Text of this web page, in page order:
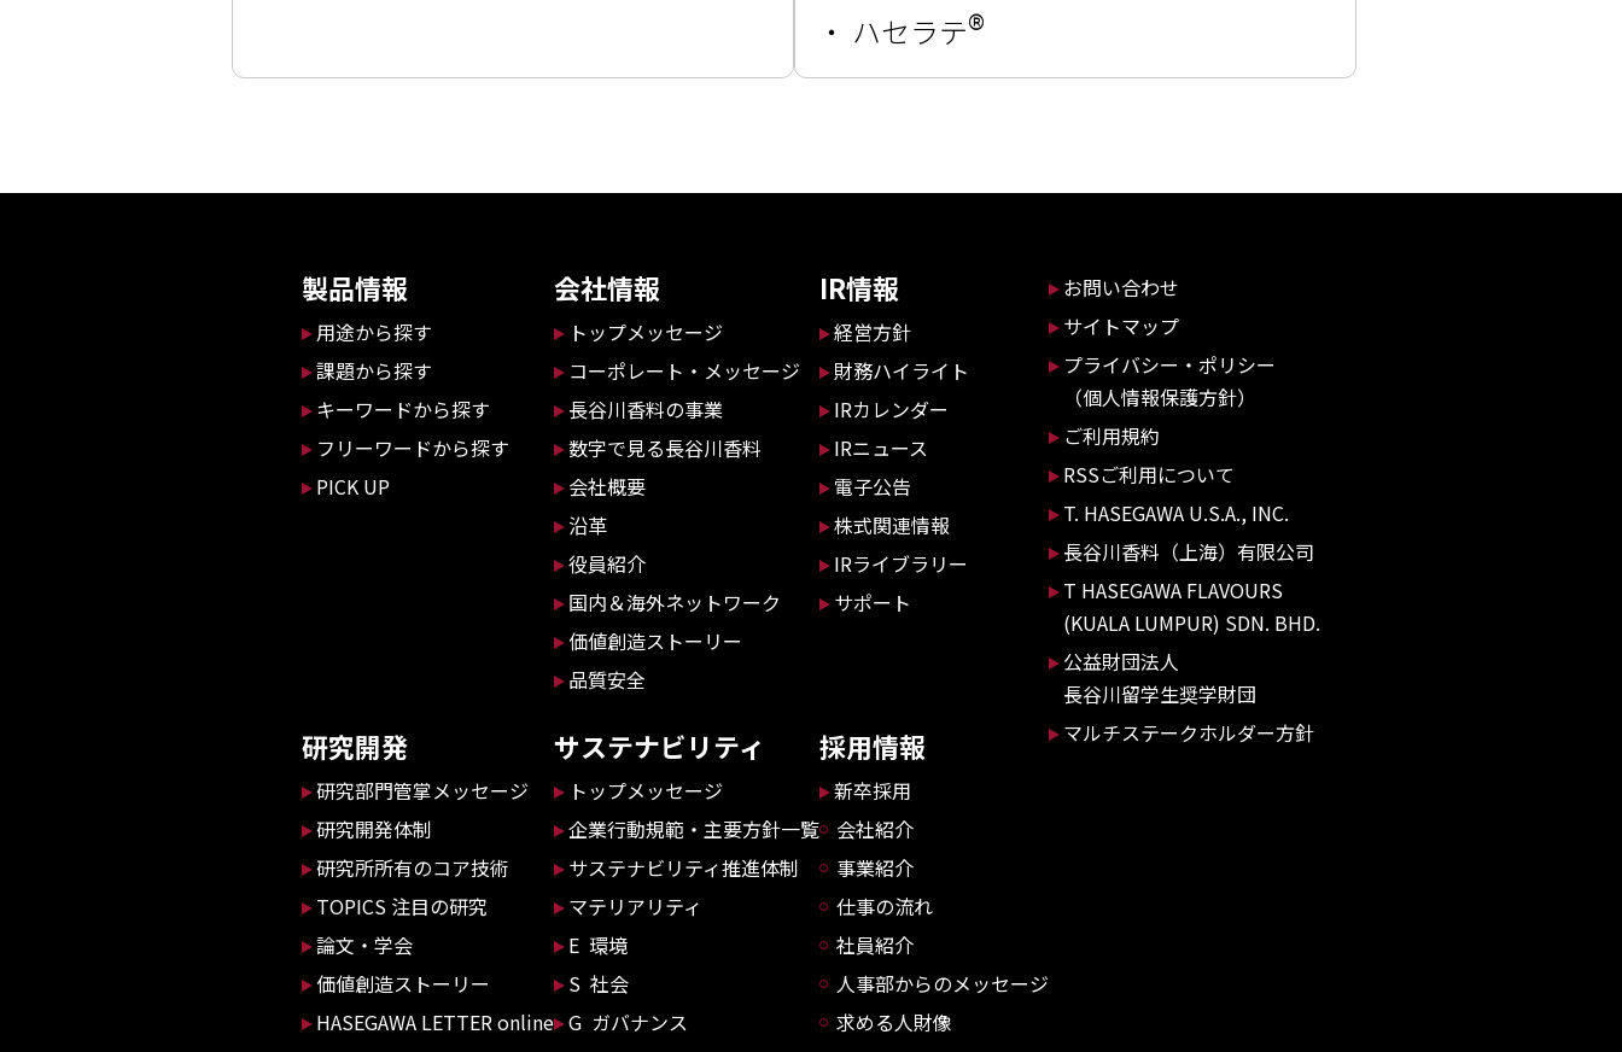
・ ハセラテ®
製品情報
用途から探す
課題から探す
キーワードから探す
フリーワードから探す
PICK UP
研究開発
研究部門管掌メッセージ
研究開発体制
研究所所有のコア技術
TOPICS 注目の研究
論文・学会
価値創造ストーリー
HASEGAWA LETTER online
会社情報
トップメッセージ
コーポレート・メッセージ
長谷川香料の事業
数字で見る長谷川香料
会社概要
沿革
役員紹介
国内＆海外ネットワーク
価値創造ストーリー
品質安全
サステナビリティ
トップメッセージ
企業行動規範・主要方針一覧
サステナビリティ推進体制
マテリアリティ
E 環境
S 社会
G ガバナンス
IR情報
経営方針
財務ハイライト
IRカレンダー
IRニュース
電子公告
株式関連情報
IRライブラリー
サポート
採用情報
新卒採用
会社紹介
事業紹介
仕事の流れ
社員紹介
人事部からのメッセージ
求める人財像
お問い合わせ
サイトマップ
プライバシー・ポリシー
（個人情報保護方針）
ご利用規約
RSSご利用について
T. HASEGAWA U.S.A., INC.
長谷川香料（上海）有限公司
T HASEGAWA FLAVOURS
(KUALA LUMPUR) SDN. BHD.
公益財団法人
長谷川留学生奨学財団
マルチステークホルダー方針